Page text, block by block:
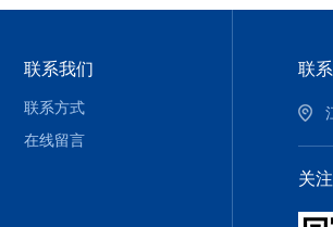
联系我们
联系方式
在线留言
联
关